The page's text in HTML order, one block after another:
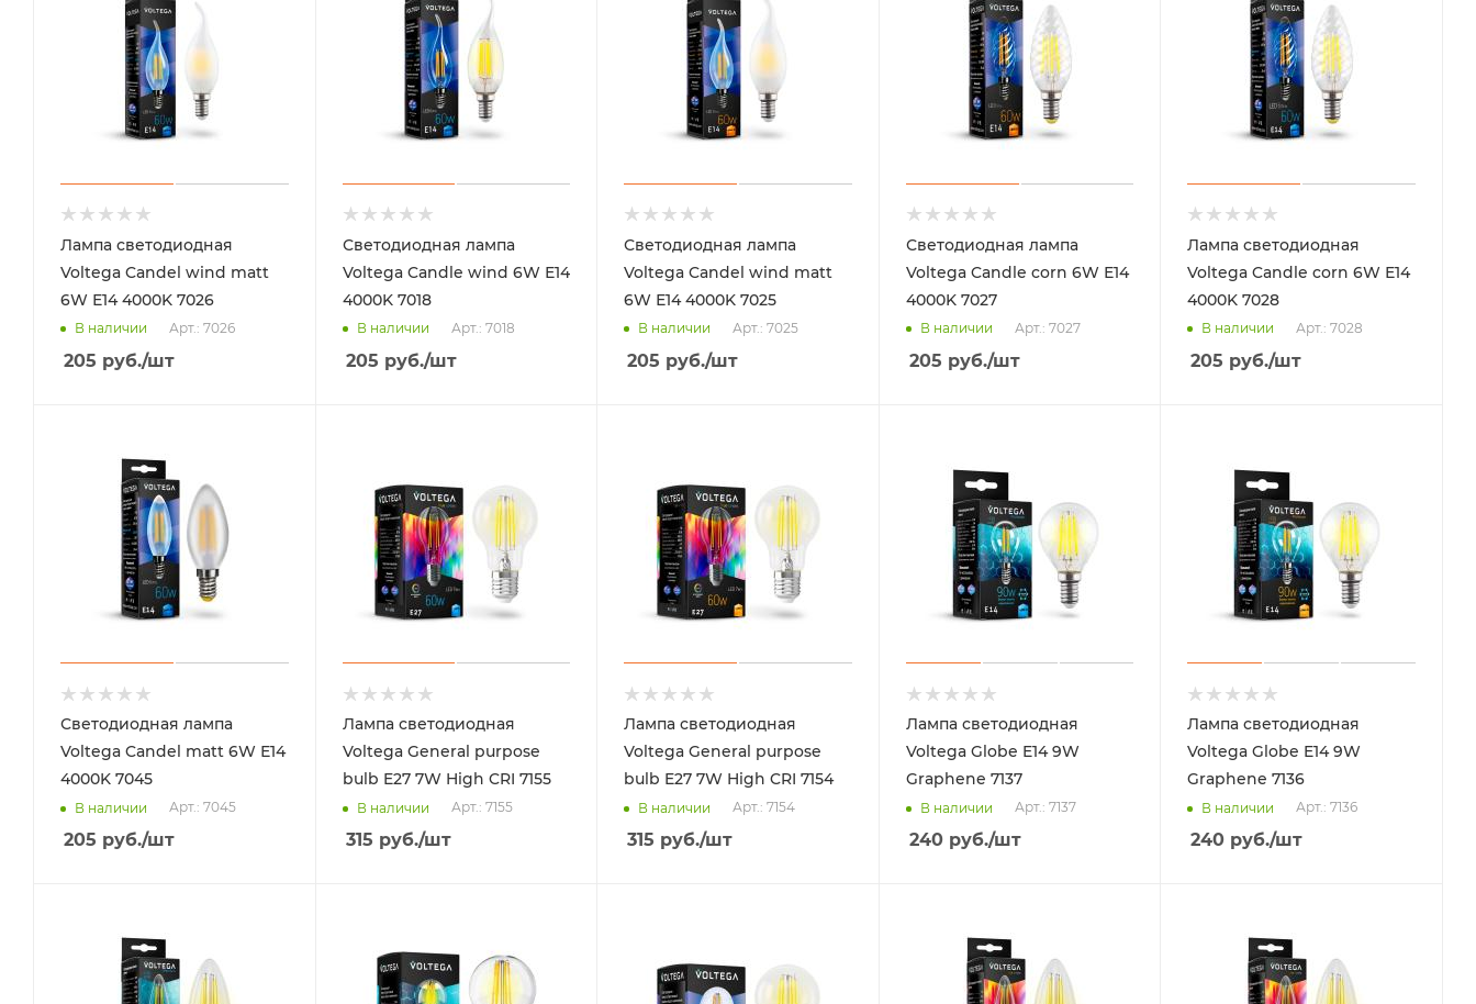
Лампа светодиодная
Voltega Candel wind matt
6W Е14 4000K 7026
В наличии Арт.: 7026
205 руб./шт
Светодиодная лампа
Voltega Candle wind 6W Е14
4000K 7018
В наличии Арт.: 7018
205 руб./шт
Светодиодная лампа
Voltega Candel wind matt
6W Е14 4000K 7025
В наличии Арт.: 7025
205 руб./шт
Светодиодная лампа
Voltega Candle corn 6W Е14
4000K 7027
В наличии Арт.: 7027
205 руб./шт
Лампа светодиодная
Voltega Candle corn 6W Е14
4000K 7028
В наличии Арт.: 7028
205 руб./шт
Светодиодная лампа
Voltega Candel matt 6W Е14
4000K 7045
В наличии Арт.: 7045
205 руб./шт
Лампа светодиодная
Voltega General purpose
bulb E27 7W High CRI 7155
В наличии Арт.: 7155
315 руб./шт
Лампа светодиодная
Voltega General purpose
bulb E27 7W High CRI 7154
В наличии Арт.: 7154
315 руб./шт
Лампа светодиодная
Voltega Globe E14 9W
Graphene 7137
В наличии Арт.: 7137
240руб./шт
Лампа светодиодная
Voltega Globe E14 9W
Graphene 7136
В наличии Арт.: 7136
240 руб./шт